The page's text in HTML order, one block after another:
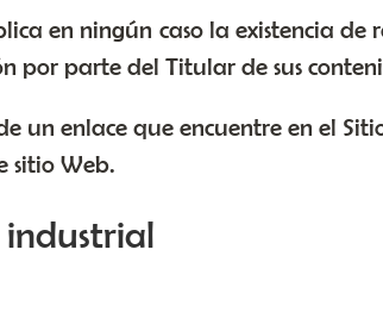
en ningún caso la existencia
por parte del Titular de sus
un enlace que encuentre en el
sitio Web.